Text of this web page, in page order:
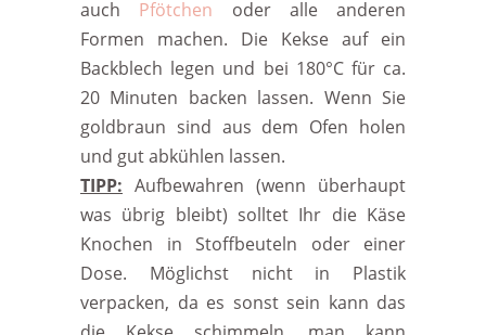
auch Pfötchen oder alle anderen
Formen machen. Die Kekse auf ein
Backblech legen und bei 180°C für ca.
20 Minuten backen lassen. Wenn Sie
goldbraun sind aus dem Ofen holen
und gut abkühlen lassen.
TIPP: Aufbewahren (wenn überhaupt
was übrig bleibt) solltet Ihr die Käse
Knochen in Stoffbeuteln oder einer
Dose. Möglichst nicht in Plastik
verpacken, da es sonst sein kann das